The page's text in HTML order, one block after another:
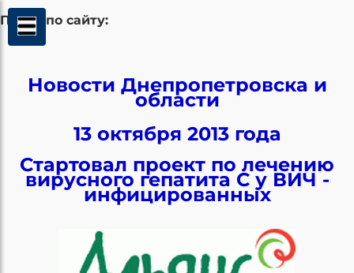
Поиск по сайту:
Новости Днепропетровска и
области
13 октября 2013 года
Стартовал проект по лечению
вирусного гепатита С у ВИЧ -
инфицированных